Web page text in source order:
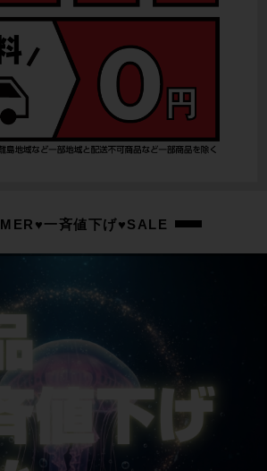
一斉値下げ♥SALE